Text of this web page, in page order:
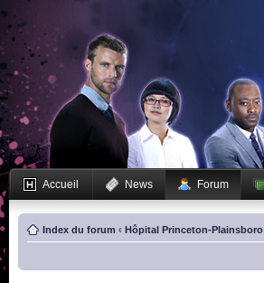
Accueil News Forum
Index du forum ‹ Hôpital Princeton-Plainsboro